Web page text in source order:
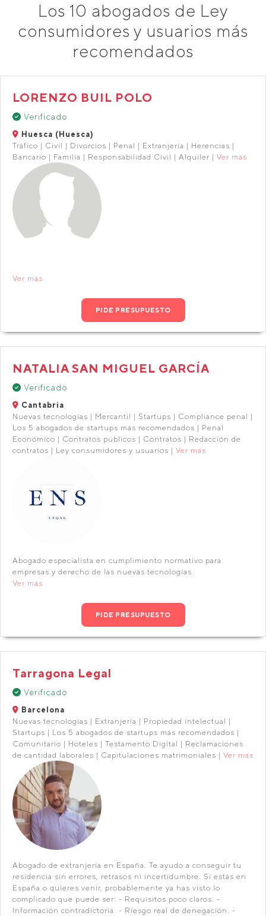
Los 10 abogados de Ley
consumidores y usuarios más
recomendados
LORENZO BUIL POLO
Verificado
Huesca (Huesca)
Tráfico | Civil | Divorcios | Penal | Extranjería | Herencias |
Bancario | Familia | Responsabilidad Civil | Alquiler | Ver más
Ver más
PIDE PRESUPUESTO
NATALIA SAN MIGUEL GARCÍA
Verificado
Cantabria
Nuevas tecnologías | Mercantil | Startups | Compliance penal |
Los 5 abogados de startups más recomendados | Penal
Económico | Contratos públicos | Contratos | Redacción de
contratos | Ley consumidores y usuarios | Ver más
Abogado especialista en cumplimiento normativo para
empresas y derecho de las nuevas tecnologías
Ver más
PIDE PRESUPUESTO
Tarragona Legal
Verificado
Barcelona
Nuevas tecnologías | Extranjería | Propiedad intelectual |
Startups | Los 5 abogados de startups más recomendados |
Comunitario | Hoteles | Testamento Digital | Reclamaciones
de cantidad laborales | Capitulaciones matrimoniales | Ver más
Abogado de extranjería en España. Te ayudo a conseguir tu
residencia sin errores, retrasos ni incertidumbre. Si estás en
España o quieres venir, probablemente ya has visto lo
complicado que puede ser: - Requisitos poco claros. -
Información contradictoria. - Riesgo real de denegación. -